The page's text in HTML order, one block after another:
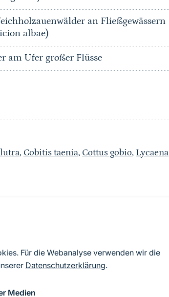
Für die Webanalyse verwenden wir die
Datenschutzerklärung.
Medien
an Fließgewässern
albae)
am Ufer großer Flüsse
, Cobitis taenia, Cottus gobio, Lycaena
Deutschlands (Stand:
die zur Veröffentlichung freigegebenen